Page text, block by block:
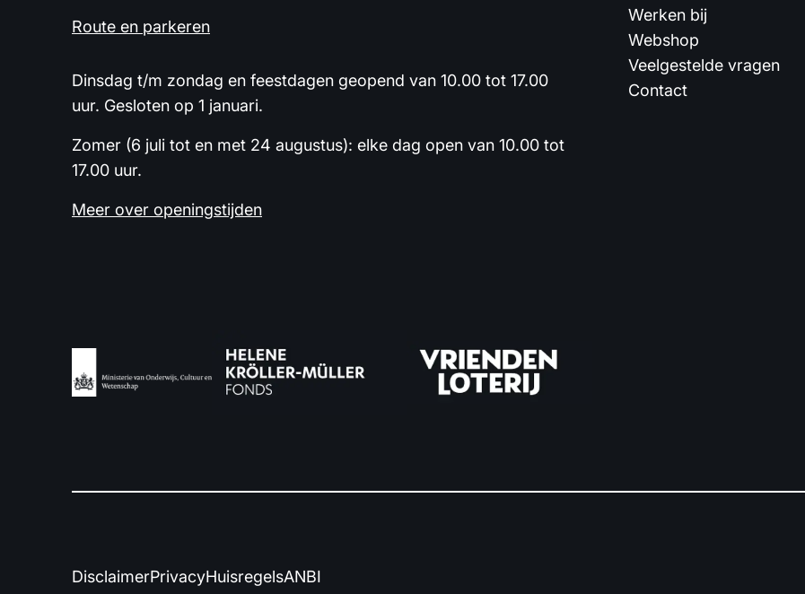
Route en parkeren
Dinsdag t/m zondag en feestdagen geopend van 10.00 tot 17.00
uur. Gesloten op 1 januari.
Zomer (6 juli tot en met 24 augustus): elke dag open van 10.00 tot
17.00 uur.
Meer over openingstijden
Werken bij
Webshop
Veelgestelde vragen
Contact
DisclaimerPrivacyHuisregelsANBI